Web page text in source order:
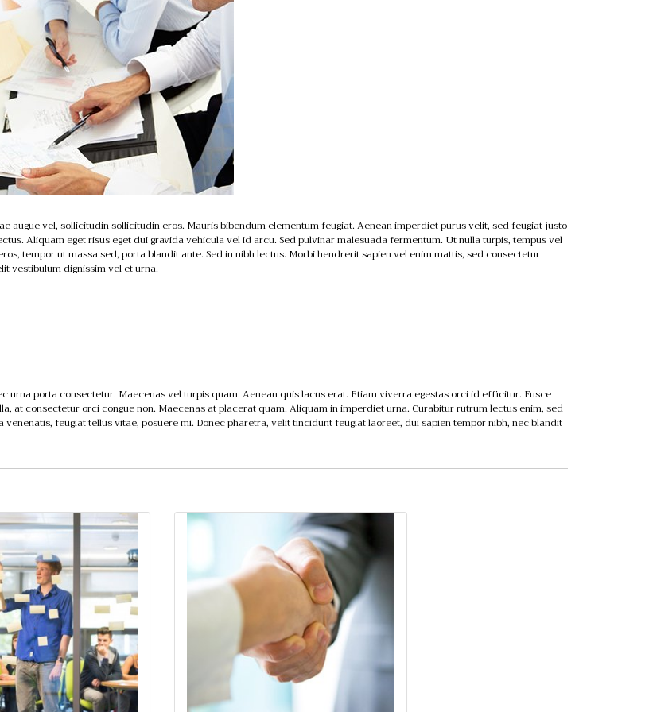
augue vel, sollicitudin sollicitudin eros. Mauris bibendum elementum feugiat. Aenean imperdiet purus velit, sed feugiat justo
Aliquam eget risus eget dui gravida vehicula vel id arcu. Sed pulvinar malesuada fermentum. Ut nulla turpis, tempus vel
tempor ut massa sed, porta blandit ante. Sed in nibh lectus. Morbi hendrerit sapien vel enim mattis, sed consectetur
vestibulum dignissim vel et urna.
urna porta consectetur. Maecenas vel turpis quam. Aenean quis lacus erat. Etiam viverra egestas orci id efficitur. Fusce
at consectetur orci congue non. Maecenas at placerat quam. Aliquam in imperdiet urna. Curabitur rutrum lectus enim, sed
feugiat tellus vitae, posuere mi. Donec pharetra, velit tincidunt feugiat laoreet, dui sapien tempor nibh, nec blandit